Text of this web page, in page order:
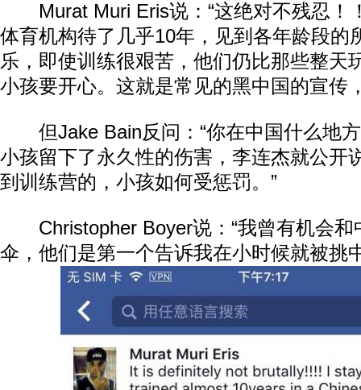
Murat Muri Eris说：“这绝对不残忍！
体育机构待了几乎10年，见到各年龄段的
乐，即使训练很艰苦，他们仍比那些整天
小孩要开心。这就是常见的黑中国的宣传
但Jake Bain反问：“你在中国什么地
小孩留下了永久性的伤害，李连杰就公开
到训练营的，小孩如何受惩罚。”
Christopher Boyer说：“我曾有机会和
伞，他们是第一个告诉我在小时候就被挑